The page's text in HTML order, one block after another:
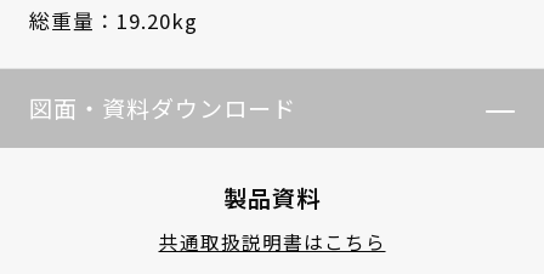
総重量：19.20kg
図面・資料ダウンロード
製品資料
共通取扱説明書はこちら